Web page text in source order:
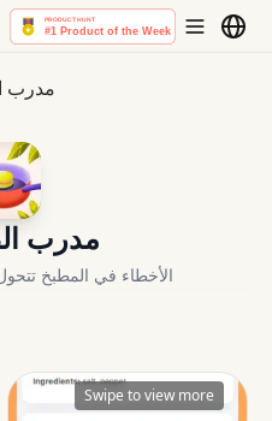
مدرب
مدرب
الأخطاء في المطبخ
Swipe to view more